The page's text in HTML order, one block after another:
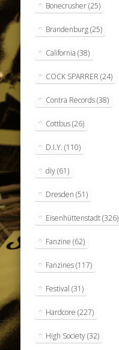
Bonecrusher(25)
Brandenburg(25)
California (38)
COCK SPARRER (24)
Contra Records(38)
Cottbus(26)
D.I.Y. (110)
diy(61)
Dresden (51)
Eisenhüttenstadt(326)
Fanzine (62)
Fanzines(117)
Festival (31)
Hardcore (227)
High Society(32)